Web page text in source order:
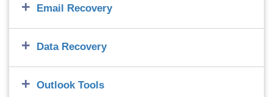
Email Recovery
Data Recovery
Outlook Tools